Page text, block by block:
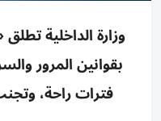
وزارة الداخلية
بقوانين المرور
فترات راحة،